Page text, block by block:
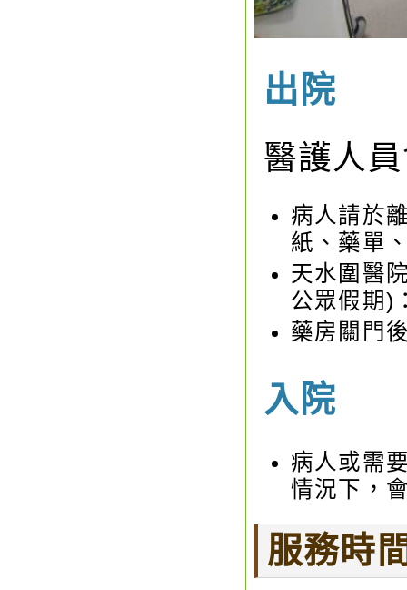
出院
醫護人
病人請於
紙、藥單
天水圍醫
公眾假期)
藥房關門
入院
病人或需
情況下，
服務時